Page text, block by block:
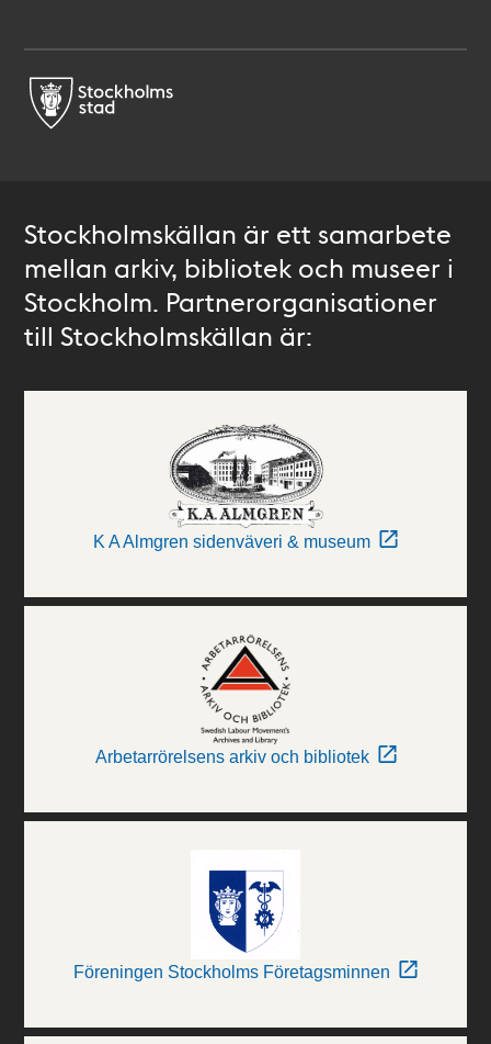
Stockholmskällan är ett samarbete
mellan arkiv, bibliotek och museer i
Stockholm. Partnerorganisationer
till Stockholmskällan är:
K A Almgren sidenväveri & museum
Arbetarrörelsens arkiv och bibliotek
Föreningen Stockholms Företagsminnen